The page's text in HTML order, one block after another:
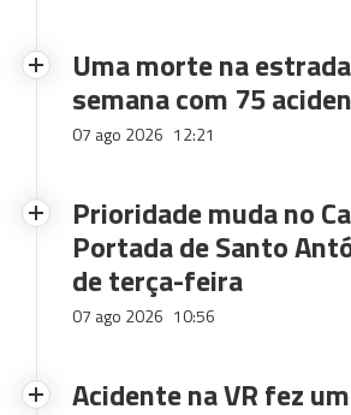
Uma morte na
semana com 75
07 ago 2026 12:21
Prioridade muda no
Portada de Santo
de terça-feira
07 ago 2026 10:56
Acidente na VR fez